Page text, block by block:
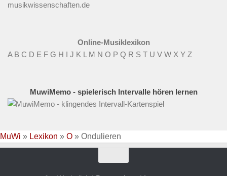
musikwissenschaften.de
Online-Musiklexikon
A B C D E F G H I J K L M N O P Q R S T U V W X Y Z
MuwiMemo - spielerisch Intervalle hören lernen
MuWi » Lexikon » O » Ondulieren